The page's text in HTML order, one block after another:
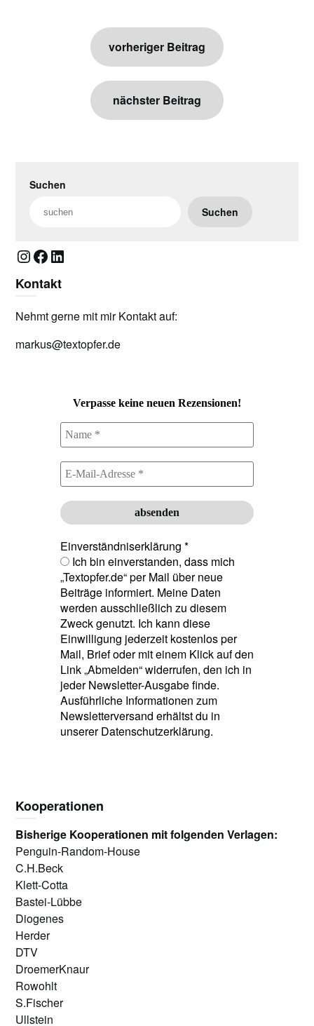
Beitragsnavigation
vorheriger Beitrag
nächster Beitrag
Suchen
Suchen
Instagram
Facebook
LinkedIn
Kontakt
Nehmt gerne mit mir Kontakt auf:
markus@textopfer.de
Verpasse keine neuen Rezensionen!
Einverständniserklärung *
Ich bin einverstanden, dass mich
„Textopfer.de“ per Mail über neue
Beiträge informiert. Meine Daten
werden ausschließlich zu diesem
Zweck genutzt. Ich kann diese
Einwilligung jederzeit kostenlos per
Mail, Brief oder mit einem Klick auf den
Link „Abmelden“ widerrufen, den ich in
jeder Newsletter-Ausgabe finde.
Ausführliche Informationen zum
Newsletterversand erhältst du in
unserer Datenschutzerklärung.
Kooperationen
Bisherige Kooperationen mit folgenden Verlagen:
Penguin-Random-House
C.H.Beck
Klett-Cotta
Bastei-Lübbe
Diogenes
Herder
DTV
DroemerKnaur
Rowohlt
S.Fischer
Ullstein